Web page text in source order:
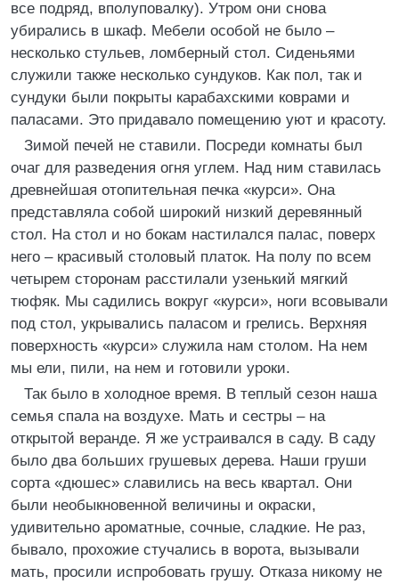
все подряд, вполуповалку). Утром они снова
убирались в шкаф. Мебели особой не было –
несколько стульев, ломберный стол. Сиденьями
служили также несколько сундуков. Как пол, так и
сундуки были покрыты карабахскими коврами и
паласами. Это придавало помещению уют и красоту.
Зимой печей не ставили. Посреди комнаты был
очаг для разведения огня углем. Над ним ставилась
древнейшая отопительная печка «курси». Она
представляла собой широкий низкий деревянный
стол. На стол и но бокам настилался палас, поверх
него – красивый столовый платок. На полу по всем
четырем сторонам расстилали узенький мягкий
тюфяк. Мы садились вокруг «курси», ноги всовывали
под стол, укрывались паласом и грелись. Верхняя
поверхность «курси» служила нам столом. На нем
мы ели, пили, на нем и готовили уроки.
Так было в холодное время. В теплый сезон наша
семья спала на воздухе. Мать и сестры – на
открытой веранде. Я же устраивался в саду. В саду
было два больших грушевых дерева. Наши груши
сорта «дюшес» славились на весь квартал. Они
были необыкновенной величины и окраски,
удивительно ароматные, сочные, сладкие. Не раз,
бывало, прохожие стучались в ворота, вызывали
мать, просили испробовать грушу. Отказа никому не